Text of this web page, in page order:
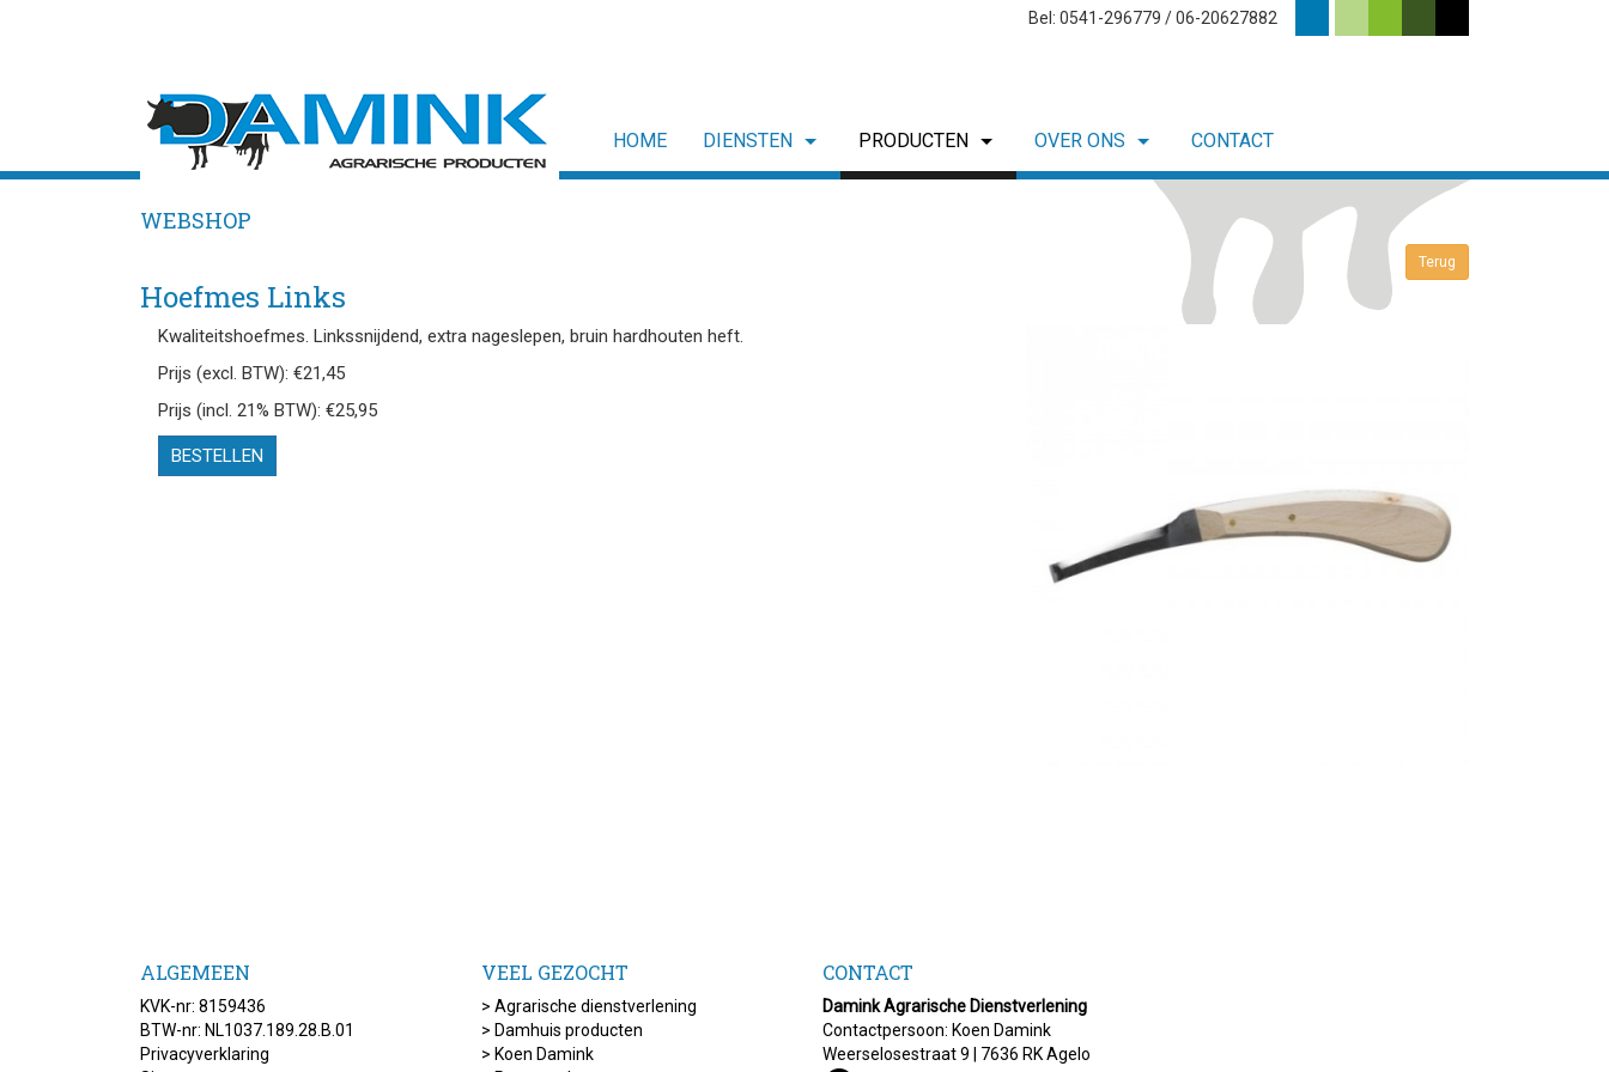
Bel: 0541-296779 / 06-20627882
HOME DIENSTEN PRODUCTEN OVER ONS CONTACT
WEBSHOP
Hoefmes Links
Kwaliteitshoefmes. Linkssnijdend, extra nageslepen, bruin hardhouten heft.
Prijs (excl. BTW): €21,45
Prijs (incl. 21% BTW): €25,95
BESTELLEN
ALGEMEEN
KVK-nr: 8159436
BTW-nr: NL1037.189.28.B.01
Privacyverklaring
VEEL GEZOCHT
> Agrarische dienstverlening
> Damhuis producten
> Koen Damink
CONTACT
Damink Agrarische Dienstverlening
Contactpersoon: Koen Damink
Weerselosestraat 9 | 7636 RK Agelo